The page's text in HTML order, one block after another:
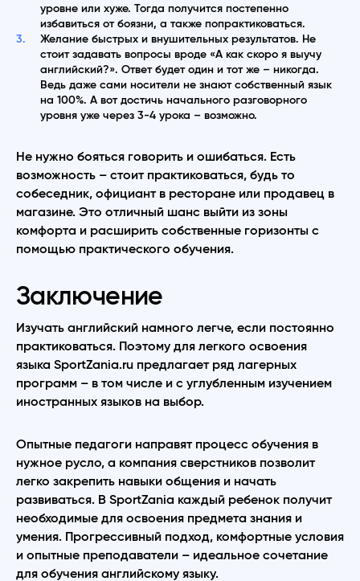
уровне или хуже. Тогда получится постепенно
избавиться от боязни, а также попрактиковаться.
Желание быстрых и внушительных результатов. Не
стоит задавать вопросы вроде «А как скоро я выучу
английский?». Ответ будет один и тот же – никогда.
Ведь даже сами носители не знают собственный язык
на 100%. А вот достичь начального разговорного
уровня уже через 3-4 урока – возможно.
Не нужно бояться говорить и ошибаться. Есть
возможность – стоит практиковаться, будь то
собеседник, официант в ресторане или продавец в
магазине. Это отличный шанс выйти из зоны
комфорта и расширить собственные горизонты с
помощью практического обучения.
Заключение
Изучать английский намного легче, если постоянно
практиковаться. Поэтому для легкого освоения
языка SportZania.ru предлагает ряд лагерных
программ – в том числе и с углубленным изучением
иностранных языков на выбор.
Опытные педагоги направят процесс обучения в
нужное русло, а компания сверстников позволит
легко закрепить навыки общения и начать
развиваться. В SportZania каждый ребенок получит
необходимые для освоения предмета знания и
умения. Прогрессивный подход, комфортные условия
и опытные преподаватели – идеальное сочетание
для обучения английскому языку.